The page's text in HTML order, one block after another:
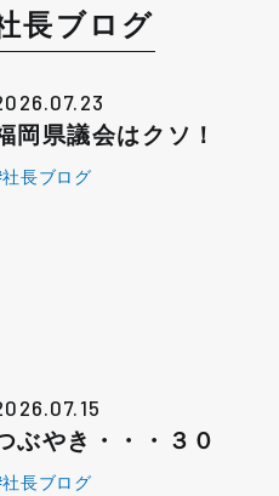
長ブログ
岡県議会はクソ！
長ブログ
ぶやき・・・３０
長ブログ